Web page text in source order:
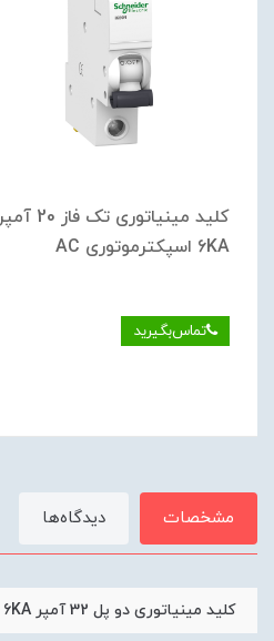
کلید مينياتوری تک فاز 20 آمپر
6KA اسپکترموتوری AC
تماس‌بگیرید
مشخصات دیدگاه‌ها
کلید مينياتوری دو پل 32 آمپر 6KA اشنایدر موتوری AC